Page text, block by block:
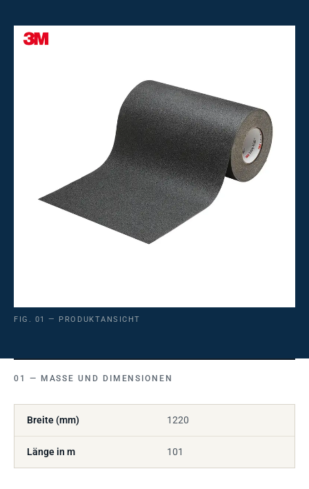
FIG. 01 — PRODUKTANSICHT
MASSE UND DIMENSIONEN
Breite (mm) 1220
Länge in m 101